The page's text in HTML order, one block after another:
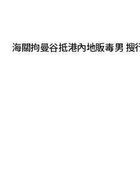
海關拘曼谷抵港內地販毒男 搜